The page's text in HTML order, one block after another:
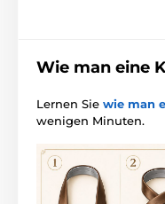
Wie man eine
Lernen Sie wie man
wenigen Minuten.